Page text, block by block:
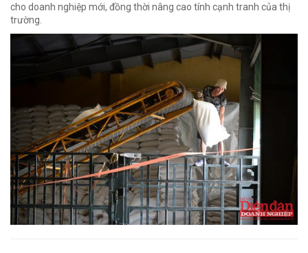
cho doanh nghiệp mới, đồng thời nâng cao tính cạnh tranh của thị
trường.